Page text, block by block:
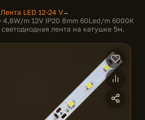
Лента LED 12-24 V→
4,8W/m 12V IP20 8mm 60Led/m 6000K
лента на катушке 5м.